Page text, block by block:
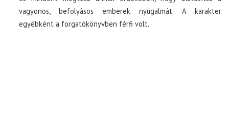
vagyonos, befolyásos emberek nyugalmát. A karakter
egyébként a forgatókönyvben férfi volt.